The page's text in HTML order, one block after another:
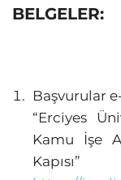
BELGELER:
Başvurular
“Erciyes
Kamu İşe
Kapısı”